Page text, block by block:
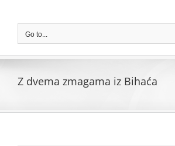
contentGo to...
Z dvema zmagama iz Bihaća